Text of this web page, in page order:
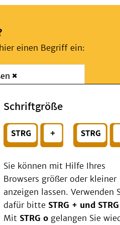
einen Begriff ein:
für Ihren
Schriftgröße
Sie können mit Hilfe Ihres
Browsers größer oder kleiner
anzeigen lassen. Verwenden
dafür bitte STRG + und
Mit STRG o gelangen Sie
im Medizinwesen (KIM)